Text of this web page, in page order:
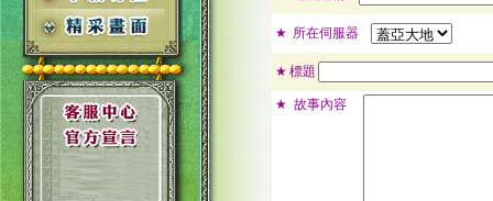
★ 所在伺服器
★ 標題
★ 故事內容